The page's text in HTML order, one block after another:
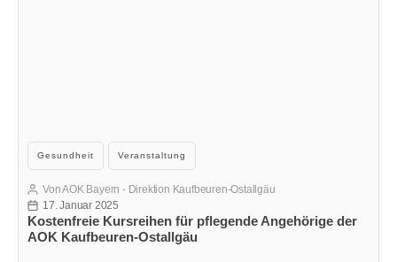
Kategorien
Gesundheit Veranstaltung
Kostenfreie Kursreihen für pflegende Angehörige der
AOK Kaufbeuren-Ostallgäu
Beitragsautor
VonAOK Bayern - Direktion Kaufbeuren-Ostallgäu
Veröffentlichungsdatum
17. Januar 2025